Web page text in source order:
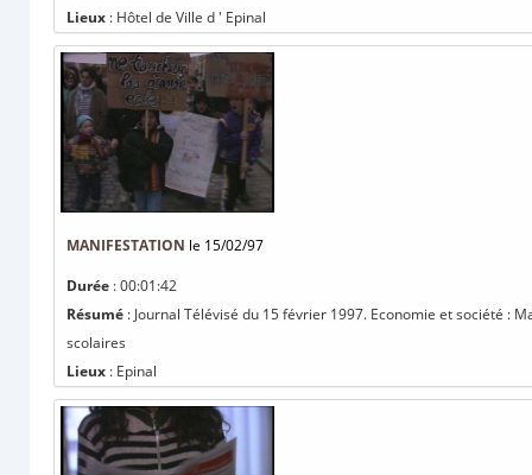
Lieux : Hôtel de Ville d ' Epinal
MANIFESTATION le 15/02/97
Durée : 00:01:42
Résumé : Journal Télévisé du 15 février 1997. Economie et société :
scolaires
Lieux : Epinal